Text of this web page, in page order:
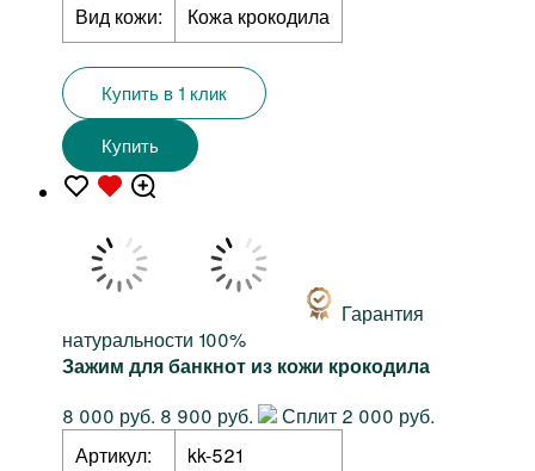
Вид кожи:
Кожа крокодила
Купить в 1 клик
Купить
Гарантия
натуральности 100%
Зажим для банкнот из кожи крокодила
8 000 руб. 8 900 руб.
Сплит 2 000 руб.
Артикул:
kk-521